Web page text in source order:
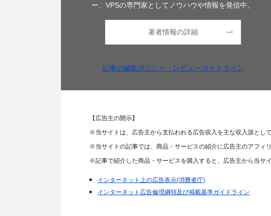
ー、VPSの専門家としてノウハウや情報を発信中。
著者情報の詳細
記事の編集ポリシー・レビューガイドライン
【広告主の開示】
※当サイトは、広告主から支払われる広告収入を主な収入源とし
※当サイトの記事では、商品・サービスの紹介に広告主のアフィ
※記事で紹介した商品・サービスを購入すると、広告主から当サ
インターネット上の広告表示(消費者庁)
インターネット広告倫理綱領及び掲載基準ガイドライン